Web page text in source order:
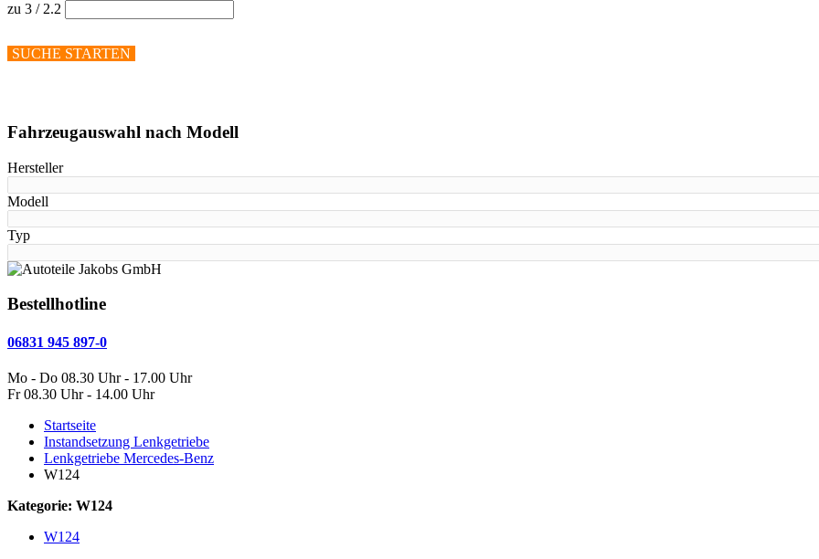
zu 3 / 2.2
SUCHE STARTEN
Fahrzeugauswahl nach Modell
Hersteller
Modell
Typ
Bestellhotline
06831 945 897-0
Mo - Do 08.30 Uhr - 17.00 Uhr
Fr 08.30 Uhr - 14.00 Uhr
Startseite
Instandsetzung Lenkgetriebe
Lenkgetriebe Mercedes-Benz
W124
Kategorie: W124
W124